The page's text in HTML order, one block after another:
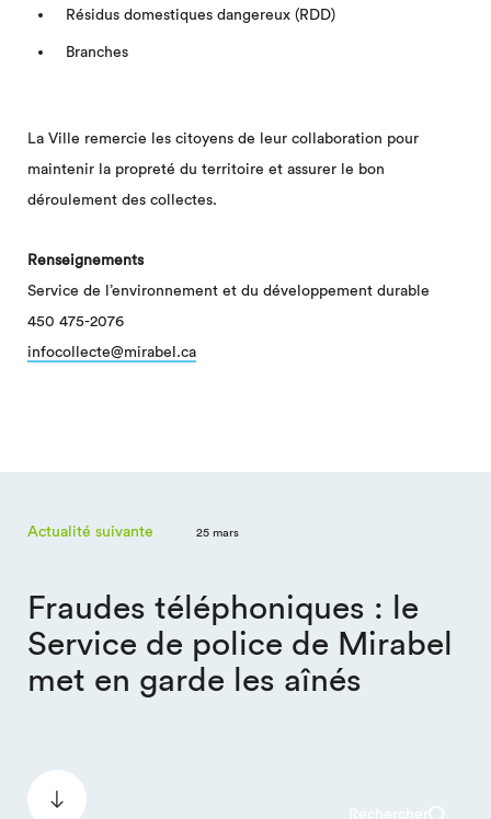
Rechercher
Résidus domestiques dangereux (RDD)
Branches
La Ville remercie les citoyens de leur collaboration pour
maintenir la propreté du territoire et assurer le bon
déroulement des collectes.
Renseignements
Service de l’environnement et du développement durable
450 475-2076
infocollecte@mirabel.ca
Actualité suivante 25 mars
Fraudes téléphoniques : le
Service de police de Mirabel
met en garde les aînés